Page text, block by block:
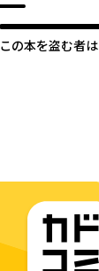
この本を盗む者は